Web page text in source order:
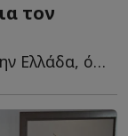
τον
Η αποστολή επιστρέφει πλέον στην Ελλάδα, όπου αναμένεται ν...